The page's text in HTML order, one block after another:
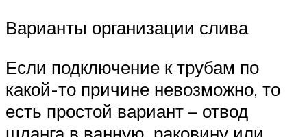
Варианты организации слива
Если подключение к трубам по
какой-то причине невозможно, то
есть простой вариант – отвод